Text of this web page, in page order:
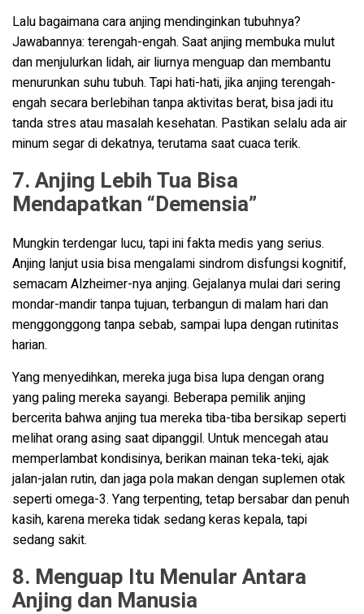
Lalu bagaimana cara anjing mendinginkan tubuhnya?
Jawabannya: terengah-engah. Saat anjing membuka mulut
dan menjulurkan lidah, air liurnya menguap dan membantu
menurunkan suhu tubuh. Tapi hati-hati, jika anjing terengah-
engah secara berlebihan tanpa aktivitas berat, bisa jadi itu
tanda stres atau masalah kesehatan. Pastikan selalu ada air
minum segar di dekatnya, terutama saat cuaca terik.
7. Anjing Lebih Tua Bisa
Mendapatkan “Demensia”
Mungkin terdengar lucu, tapi ini fakta medis yang serius.
Anjing lanjut usia bisa mengalami sindrom disfungsi kognitif,
semacam Alzheimer-nya anjing. Gejalanya mulai dari sering
mondar-mandir tanpa tujuan, terbangun di malam hari dan
menggonggong tanpa sebab, sampai lupa dengan rutinitas
harian.
Yang menyedihkan, mereka juga bisa lupa dengan orang
yang paling mereka sayangi. Beberapa pemilik anjing
bercerita bahwa anjing tua mereka tiba-tiba bersikap seperti
melihat orang asing saat dipanggil. Untuk mencegah atau
memperlambat kondisinya, berikan mainan teka-teki, ajak
jalan-jalan rutin, dan jaga pola makan dengan suplemen otak
seperti omega-3. Yang terpenting, tetap bersabar dan penuh
kasih, karena mereka tidak sedang keras kepala, tapi
sedang sakit.
8. Menguap Itu Menular Antara
Anjing dan Manusia